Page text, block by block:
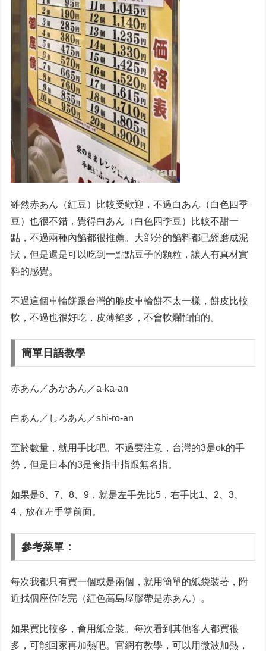
雖然赤あん（紅豆）比較受歡迎，不過白あん（白色四季
豆）也很不錯，覺得白あん（白色四季豆）比較不甜一
點，不過兩種內餡都很推薦。大部分的餡料都已經磨成泥
狀，但是還是可以吃到一點點豆子的顆粒，讓人有真材實
料的感覺。
不過這個車輪餅跟台灣的脆皮車輪餅不太一樣，餅皮比較
軟，不過也很好吃，皮薄餡多，不會軟爛怕怕的。
簡單日語教學
赤あん／あかあん／a-ka-an
白あん／しろあん／shi-ro-an
至於數量，就用手比吧。不過要注意，台灣的3是ok的手
勢，但是日本的3是食指中指跟無名指。
如果是6、7、8、9，就是左手先比5，右手比1、2、3、
4，放在左手掌前面。
參考菜單：
每次我都只有買一個或是兩個，就用簡單的紙袋裝著，附
近找個座位吃完（紅色高島屋膠帶是赤あん）。
如果買比較多，會用紙盒裝。每次看到其他客人都買很
多，可能回家再加熱吧。官網有教學，可以用微波加熱，